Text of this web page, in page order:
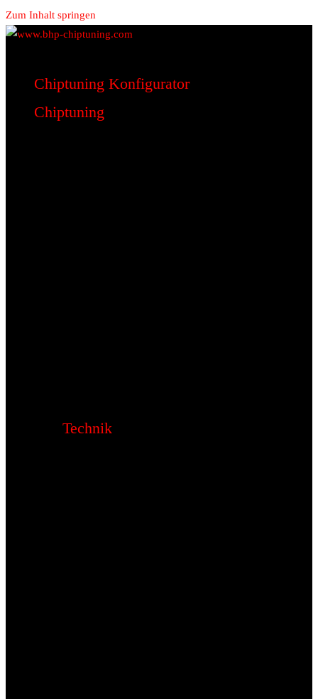
Zum Inhalt springen
www.bhp-chiptuning.com
BHP Motorsport
Chiptuning Konfigurator
Chiptuning
Technik